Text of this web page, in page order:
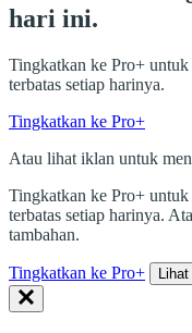
hari ini.
Tingkatkan ke Pro+ untuk
terbatas setiap harinya.
Tingkatkan ke Pro+
Atau lihat iklan untuk
Tingkatkan ke Pro+ untuk
terbatas setiap harinya.
tambahan.
Tingkatkan ke Pro+